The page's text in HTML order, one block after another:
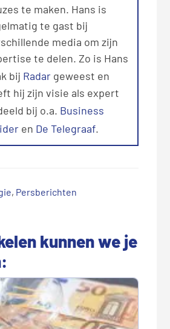
te maken. Hans is
te gast bij
media om zijn
te delen. Zo is Hans
bij Radar geweest en
hij zijn visie als expert
bij o.a. Business
en De Telegraaf.
, Persberichten
kunnen we je